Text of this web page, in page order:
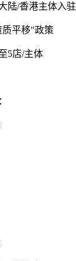
陆/香港主体入驻
平移"政策
5店/主体